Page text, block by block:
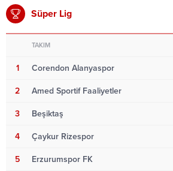
Süper Lig
TAKIM
1 Corendon Alanyaspor
2 Amed Sportif Faaliyetler
3 Beşiktaş
4 Çaykur Rizespor
5 Erzurumspor FK